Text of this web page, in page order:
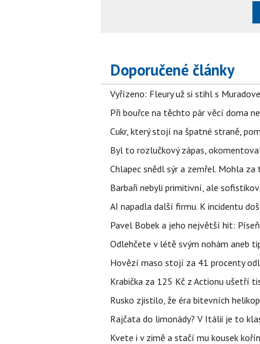
Doporučené články
Vyřízeno: Fleury už si stihl s
Při bouřce na těchto pár věcí doma
Cukr, který stojí na špatné straně,
Byl to rozlučkový zápas,
Chlapec snědl sýr a zemřel. Mohla za
Barbaři nebyli primitivní, ale
AI napadla další firmu. K incidentu
Pavel Bobek a jeho největší hit:
Odlehčete v létě svým nohám aneb
Hovězí maso stojí za 41 procenty
Krabička za 125 Kč z Actionu ušetří
Rusko zjistilo, že éra bitevních
Rajčata do limonády? V Itálii je to
Kvete i v zimě a stačí mu kousek